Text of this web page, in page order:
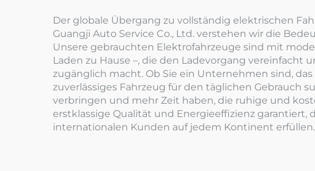
Der globale Übergang zu vollständig elektrischen
Guangji Auto Service Co., Ltd. verstehen wir die
Unsere gebrauchten Elektrofahrzeuge sind mit
Laden zu Hause –, die den Ladevorgang vereinfacht
zugänglich macht. Ob Sie ein Unternehmen sind,
zuverlässiges Fahrzeug für den täglichen Gebrauch
verbringen und mehr Zeit haben, die ruhige und
erstklassige Qualität und Energieeffizienz
internationalen Kunden auf jedem Kontinent erfüllen.